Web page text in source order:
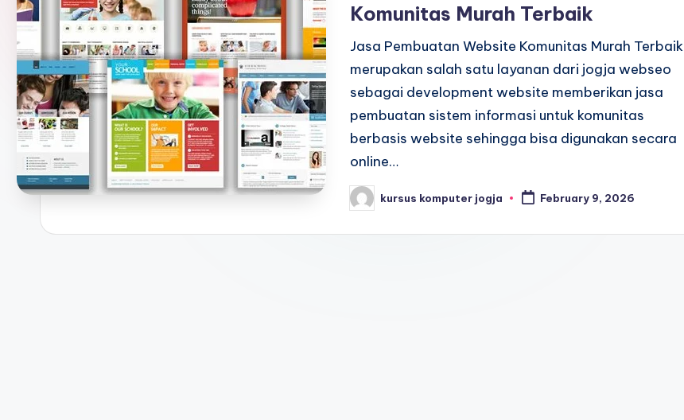
Komunitas Murah Terbaik
Jasa Pembuatan Website Komunitas Murah Terbaik
merupakan salah satu layanan dari jogja webseo
sebagai development website memberikan jasa
pembuatan sistem informasi untuk komunitas
berbasis website sehingga bisa digunakan secara
online…
kursus komputer jogja February 9, 2026